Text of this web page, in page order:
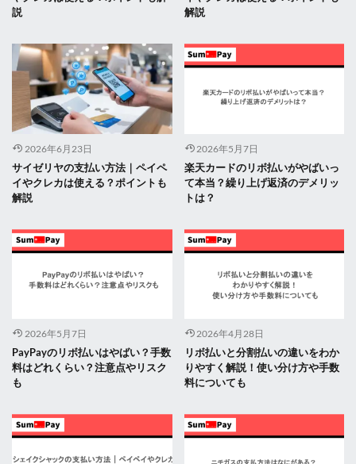
説
解説
2026年6月23日
サイゼリヤの支払い方法｜ペイペ
イやクレカは使える？ポイントも
解説
2026年5月7日
楽天カードのリボ払いがやばいっ
て本当？繰り上げ返済のデメリッ
トは？
2026年5月7日
PayPayのリボ払いはやばい？手数
料はどれくらい？注意点やリスク
も
2026年4月28日
リボ払いと分割払いの違いをわか
りやすく解説！使い分け方や手数
料についても